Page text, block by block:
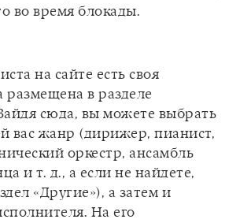
на сайте есть своя
в разделе
сюда, вы можете выбрать
вас жанр (дирижер, пианист,
оркестр, ансамбль
и т. д., а если не найдете,
«Другие»), а затем и
На его